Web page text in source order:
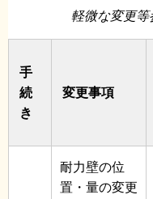
軽微な変更等
手
続
き
変更事項
耐力壁の位
置・量の変更